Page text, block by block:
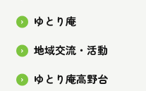
ゆとり庵
地域交流・活動
ゆとり庵高野台